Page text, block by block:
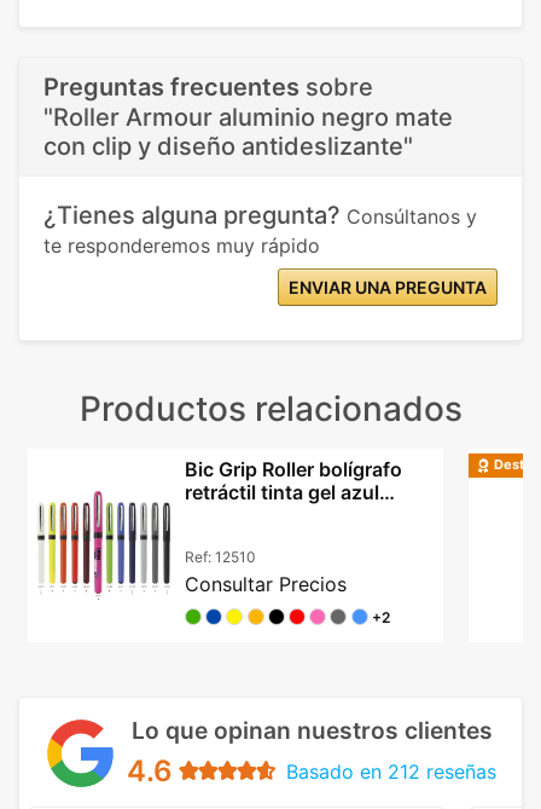
Preguntas frecuentes sobre
"Roller Armour aluminio negro mate
con clip y diseño antideslizante"
¿Tienes alguna pregunta? Consúltanos y
te responderemos muy rápido
ENVIAR UNA PREGUNTA
Productos relacionados
Bic Grip Roller bolígrafo
retráctil tinta gel azul
Ref: 12510
Consultar Precios
+2
Lo que opinan nuestros clientes
4.6 Basado en 212 reseñas